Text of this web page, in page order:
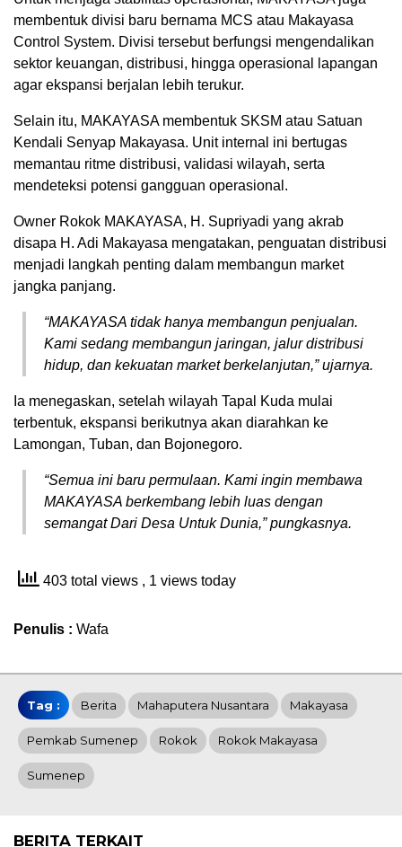
membentuk divisi baru bernama MCS atau Makayasa
Control System. Divisi tersebut berfungsi mengendalikan
sektor keuangan, distribusi, hingga operasional lapangan
agar ekspansi berjalan lebih terukur.
Selain itu, MAKAYASA membentuk SKSM atau Satuan
Kendali Senyap Makayasa. Unit internal ini bertugas
memantau ritme distribusi, validasi wilayah, serta
mendeteksi potensi gangguan operasional.
Owner Rokok MAKAYASA, H. Supriyadi yang akrab
disapa H. Adi Makayasa mengatakan, penguatan distribusi
menjadi langkah penting dalam membangun market
jangka panjang.
“MAKAYASA tidak hanya membangun penjualan.
Kami sedang membangun jaringan, jalur distribusi
hidup, dan kekuatan market berkelanjutan,” ujarnya.
Ia menegaskan, setelah wilayah Tapal Kuda mulai
terbentuk, ekspansi berikutnya akan diarahkan ke
Lamongan, Tuban, dan Bojonegoro.
“Semua ini baru permulaan. Kami ingin membawa
MAKAYASA berkembang lebih luas dengan
semangat Dari Desa Untuk Dunia,” pungkasnya.
403 total views , 1 views today
Penulis : Wafa
Tag : Berita Mahaputera Nusantara Makayasa
Pemkab Sumenep Rokok Rokok Makayasa
Sumenep
BERITA TERKAIT